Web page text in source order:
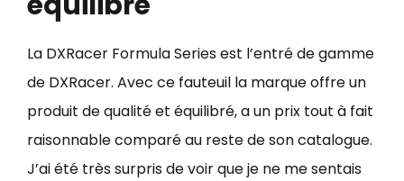
La DXRacer Formula Series est l’entré de gamme
de DXRacer. Avec ce fauteuil la marque offre un
produit de qualité et équilibré, a un prix tout à fait
raisonnable comparé au reste de son catalogue.
J’ai été très surpris de voir que je ne me sentais